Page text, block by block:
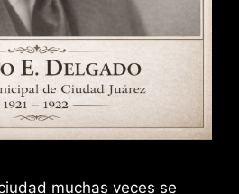
muchas veces se